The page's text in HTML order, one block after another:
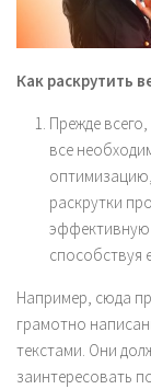
Как раскрутить
Прежде
все
раскрутки
эффективную
способствуя
Например, сюда
грамотно
текстами. Они
заинтересовать